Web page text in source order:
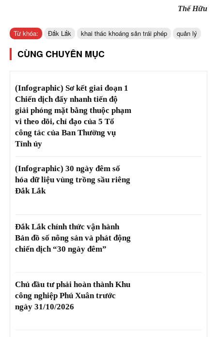
Thế Hữu
Từ khóa: Đắk Lắk khai thác khoáng sản trái phép quản lý
CÙNG CHUYÊN MỤC
(Infographic) Sơ kết giai đoạn 1
Chiến dịch đẩy nhanh tiến độ
giải phóng mặt bằng thuộc phạm
vi theo dõi, chỉ đạo của 5 Tổ
công tác của Ban Thường vụ
Tỉnh ủy
(Infographic) 30 ngày đêm số
hóa dữ liệu vùng trồng sầu riêng
Đắk Lắk
Đắk Lắk chính thức vận hành
Bản đồ số nông sản và phát động
chiến dịch “30 ngày đêm”
Chủ đầu tư phải hoàn thành Khu
công nghiệp Phú Xuân trước
ngày 31/10/2026